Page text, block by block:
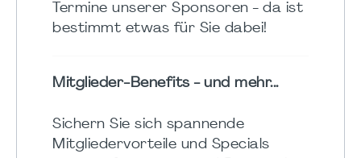
Termine unserer Sponsoren - da ist
bestimmt etwas für Sie dabei!
Mitglieder-Benefits - und mehr...
Sichern Sie sich spannende
Mitgliedervorteile und Specials